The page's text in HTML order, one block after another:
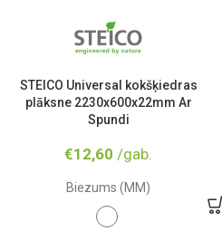
STEICO Universal kokšķiedras
plāksne 2230x600x22mm Ar
Spundi
€12,60 /gab.
Biezums (MM)